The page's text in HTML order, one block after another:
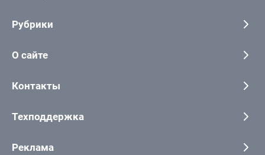
Рубрики
О сайте
Контакты
Техподдержка
Реклама